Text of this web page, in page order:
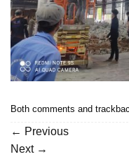
Both comments and
← Previous
Next →